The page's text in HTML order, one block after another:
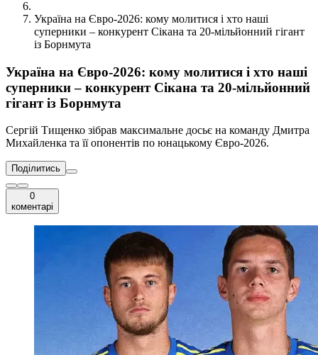
Україна на Євро-2026: кому молитися і хто наші
суперники – конкурент Сікана та 20-мільйонний гігант
із Борнмута
Україна на Євро-2026: кому молитися і хто наші
суперники – конкурент Сікана та 20-мільйонний
гігант із Борнмута
Сергій Тищенко зібрав максимальне досьє на команду Дмитра
Михайленка та її опонентів по юнацькому Євро-2026.
Поділитись
0
коментарі